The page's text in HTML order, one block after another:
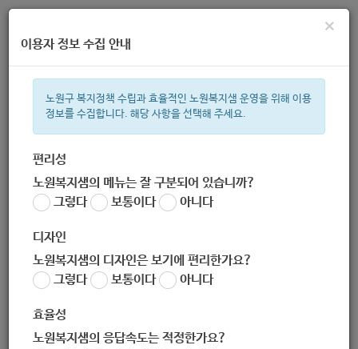
주간 인기검색어
한눈으로 보는 복지 정보
×
이용자 정보 수집 안내
노원구 복지정책 수립과 효율적인 노원복지샘 운영을 위해 이용
정보를 수집합니다. 해당 사항을 선택해 주세요.
편리성
노원복지샘의 메뉴는 잘 구분되어 있습니까?
그렇다
보통이다 아니다
디자인
노원복지샘의 디자인은 보기에 편리한가요?
그렇다
보통이다 아니다
효율성
노원복지샘의 응답속도는 적정한가요?
2020년_산모신생아_건강관리_지원사업_안내
지침